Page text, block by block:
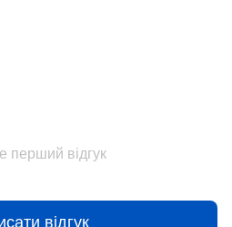
перший відгук
відгук